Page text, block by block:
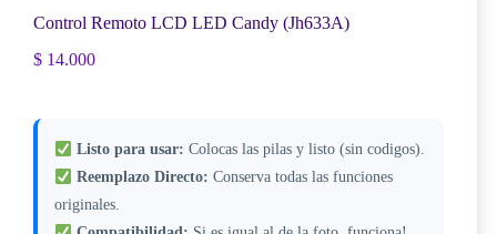
Control Remoto LCD LED Candy (Jh633A)
$ 14.000
Listo para usar: Colocas las pilas y listo (sin codigos).
Reemplazo Directo: Conserva todas las funciones
originales.